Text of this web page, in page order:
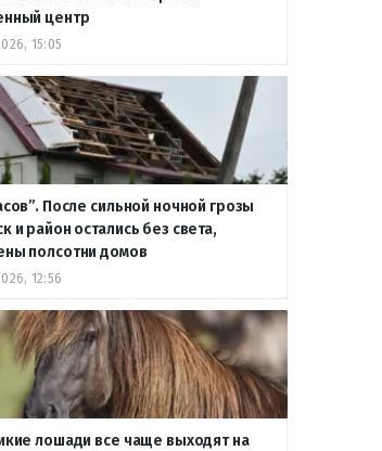
центр
15:05
После сильной ночной грозы
и район остались без света,
полсотни домов
12:56
лошади все чаще выходят на